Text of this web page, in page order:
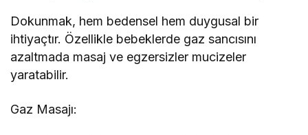
Dokunmak, hem bedensel hem duygusal bir
ihtiyaçtır. Özellikle bebeklerde gaz sancısını
azaltmada masaj ve egzersizler mucizeler
yaratabilir.
Gaz Masajı: